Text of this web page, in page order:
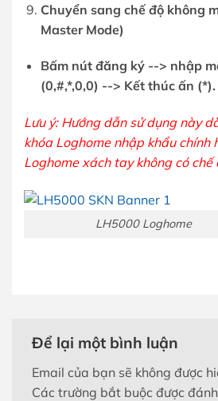
Chuyển sang chế độ không
Master Mode)
Bấm nút đăng ký --> nhập
(0,#,*,0,0) --> Kết thúc ấn (*).
Lưu ý: Hướng dẫn sử dụng này
khóa Loghome nhập khẩu chính
Loghome xách taykhông có chế
LH5000 Loghome
Để lại một bình luận
Email của bạn sẽ không được
Các trường bắt buộc được